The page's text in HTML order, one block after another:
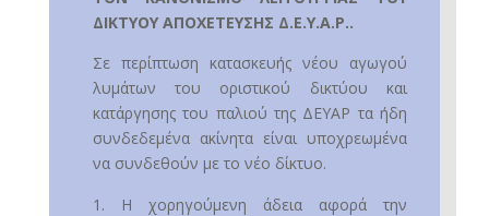
ΔΙΚΤΥΟΥ ΑΠΟΧΕΤΕΥΣΗΣ Δ.Ε.Υ.Α.Ρ..
Σε περίπτωση κατασκευής νέου αγωγού
λυμάτων του οριστικού δικτύου και
κατάργησης του παλιού της ΔΕΥΑΡ τα ήδη
συνδεδεμένα ακίνητα είναι υποχρεωμένα
να συνδεθούν με το νέο δίκτυο.
Η χορηγούμενη άδεια αφορά την